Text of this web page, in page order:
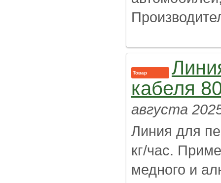
Товар
кабеля
августа
Линия для
кг/час.
медного и